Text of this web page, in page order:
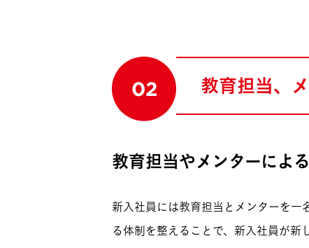
02 教育担当、
教育担当やメンターによ
新入社員には教育担当とメンターを一
る体制を整えることで、新入社員が新